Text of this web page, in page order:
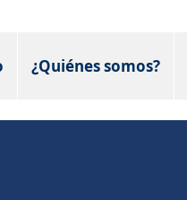
¿Quiénes somos?